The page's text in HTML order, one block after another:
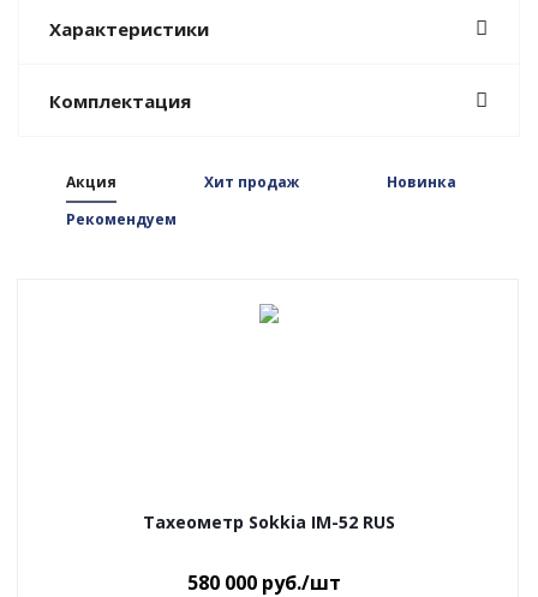
Характеристики
Комплектация
Акция Хит продаж
Новинка
Рекомендуем
Тахеометр Sokkia IM-52 RUS
580 000 руб./шт